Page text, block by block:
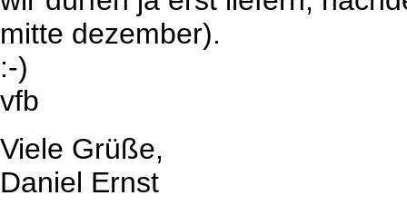
mitte dezember).
:-)
vfb
Viele Grüße,
Daniel Ernst